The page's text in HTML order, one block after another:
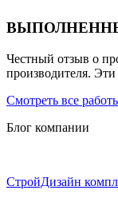
Честный отзыв о
производителя.
Смотреть все
Блог компании
СтройДизайн